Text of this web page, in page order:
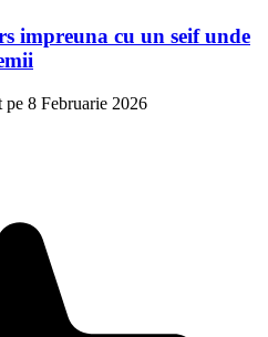
impreuna cu un seif unde
pe 8 Februarie 2026